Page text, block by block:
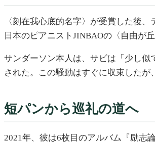
〈刻在我心底的名字〉が受賞した後
日本のピアニストJINBAOの〈自由が
サンダーソン本人は、サビは「少し
された。この騒動はすぐに収束したが
短パンから巡礼の道へ
2021年、彼は6枚目のアルバム『励志